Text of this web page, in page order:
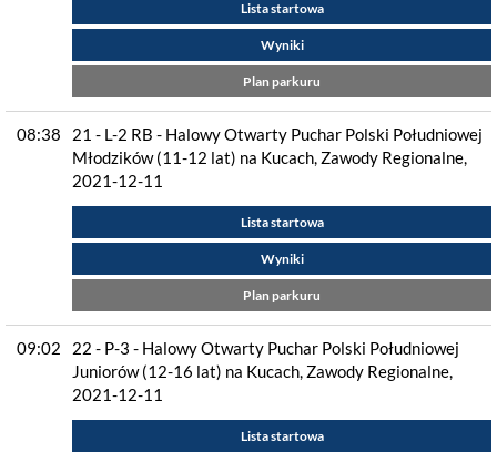
Lista startowa
Wyniki
Plan parkuru
08:38
21 - L-2 RB - Halowy Otwarty Puchar Polski Południowej
Młodzików (11-12 lat) na Kucach, Zawody Regionalne,
2021-12-11
Lista startowa
Wyniki
Plan parkuru
09:02
22 - P-3 - Halowy Otwarty Puchar Polski Południowej
Juniorów (12-16 lat) na Kucach, Zawody Regionalne,
2021-12-11
Lista startowa